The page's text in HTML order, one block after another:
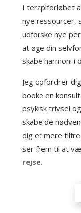
I terapiforløbet
nye ressourcer,
udforske nye
at øge din
skabe harmoni i
Jeg opfordrer
booke en
psykisk trivsel
skabe de
dig et mere
ser frem til at
rejse.